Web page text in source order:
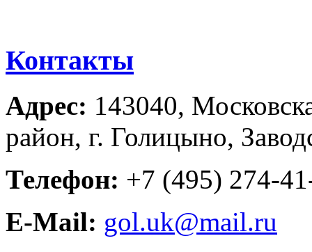
Контакты
Адрес: 143040,
район, г. Голицыно,
Телефон: +7 (495) 274-
E-Mail: gol.uk@mail.ru